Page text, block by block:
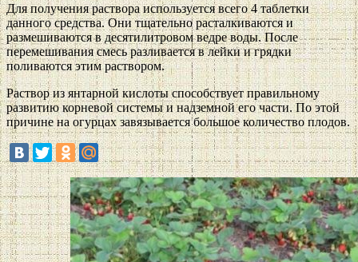
Для получения раствора используется всего 4 таблетки
данного средства. Они тщательно расталкиваются и
размешиваются в десятилитровом ведре воды. После
перемешивания смесь разливается в лейки и грядки
поливаются этим раствором.
Раствор из янтарной кислоты способствует правильному
развитию корневой системы и надземной его части. По этой
причине на огурцах завязывается большое количество плодов.